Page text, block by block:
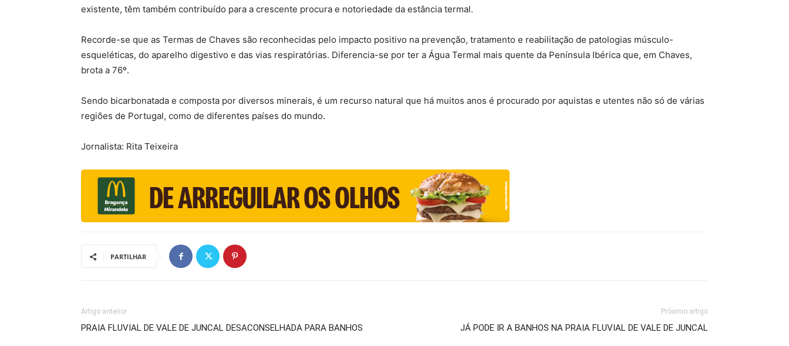
existente, têm também contribuído para a crescente procura e notoriedade da estância termal.
Recorde-se que as Termas de Chaves são reconhecidas pelo impacto positivo na prevenção, tratamento e reabilitação de patologias músculo-
esqueléticas, do aparelho digestivo e das vias respiratórias. Diferencia-se por ter a Água Termal mais quente da Península Ibérica que, em Chaves,
brota a 76º.
Sendo bicarbonatada e composta por diversos minerais, é um recurso natural que há muitos anos é procurado por aquistas e utentes não só de várias
regiões de Portugal, como de diferentes países do mundo.
Jornalista: Rita Teixeira
PARTILHAR
Artigo anterior
PRAIA FLUVIAL DE VALE DE JUNCAL DESACONSELHADA PARA BANHOS
Próximo artigo
JÁ PODE IR A BANHOS NA PRAIA FLUVIAL DE VALE DE JUNCAL